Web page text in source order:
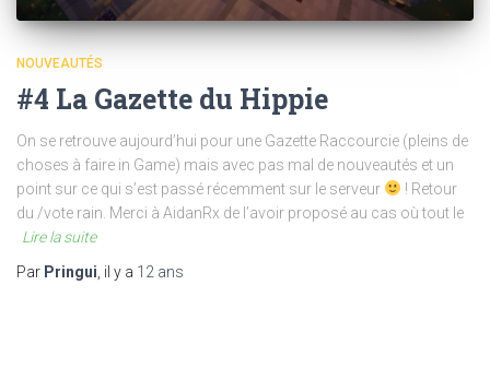
NOUVEAUTÉS
#4 La Gazette du Hippie
On se retrouve aujourd’hui pour une Gazette Raccourcie (pleins de
choses à faire in Game) mais avec pas mal de nouveautés et un
point sur ce qui s’est passé récemment sur le serveur
! Retour
du /vote rain. Merci à AidanRx de l’avoir proposé au cas où tout le
Lire la suite
Par Pringui , il y a 12 ans